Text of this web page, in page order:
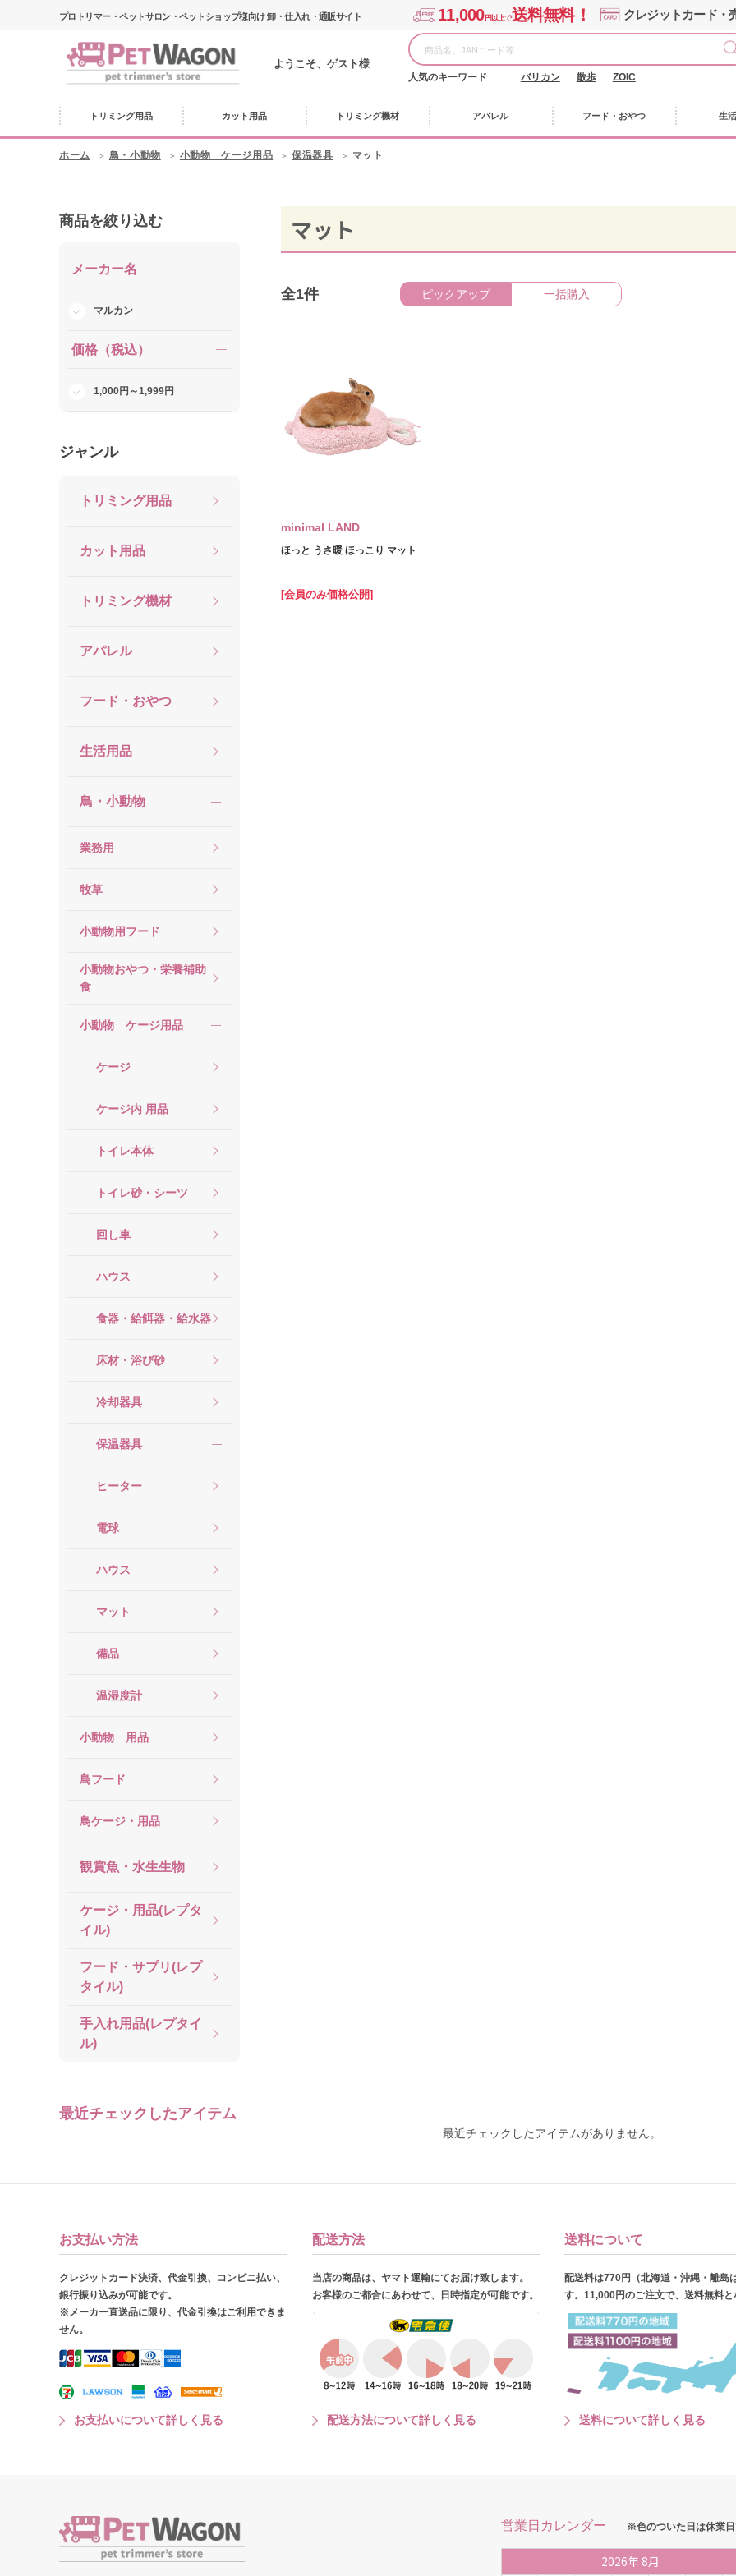
プロトリマー・ペットサロン・ペットショップ様向け 卸・仕入れ・通販サイト 11,000円以上で送料無料！ クレジットカード・
ようこそ、ゲスト様
人気のキーワード バリカン 散歩 ZOIC
トリミング用品 カット用品 トリミング機材 アパレル フード・おやつ 生
ホーム 鳥・小動物 小動物 ケージ用品 保温器具 マット
商品を絞り込む
メーカー名
マルカン
価格（税込）
1,000円～1,999円
ジャンル
トリミング用品
カット用品
トリミング機材
アパレル
フード・おやつ
生活用品
鳥・小動物
業務用
牧草
小動物用フード
小動物おやつ・栄養補助
食
小動物 ケージ用品
ケージ
ケージ内 用品
トイレ本体
トイレ砂・シーツ
回し車
ハウス
食器・給餌器・給水器
床材・浴び砂
冷却器具
保温器具
ヒーター
電球
ハウス
マット
備品
温湿度計
小動物 用品
鳥フード
鳥ケージ・用品
観賞魚・水生生物
ケージ・用品(レプタ
イル)
フード・サプリ(レプ
タイル)
手入れ用品(レプタイ
ル)
マット
全1件 ピックアップ 一括購入
minimal LAND
ほっと うさ暖 ほっこり マット
[会員のみ価格公開]
最近チェックしたアイテム
最近チェックしたアイテムがありません。
お支払い方法
クレジットカード決済、代金引換、コンビニ払い、
銀行振り込みが可能です。
※メーカー直送品に限り、代金引換はご利用できま
せん。
お支払いについて詳しく見る
配送方法
当店の商品は、ヤマト運輸にてお届け致します。
お客様のご都合にあわせて、日時指定が可能です。
配送方法について詳しく見る
送料について
配送料は770円（北海道・沖縄・離島
す。11,000円のご注文で、送料無料と
送料について詳しく見る
営業日カレンダー ※色のついた日は休業日
2026年 8月